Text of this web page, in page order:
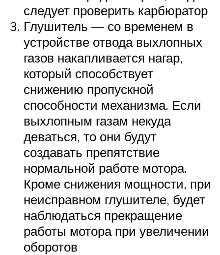
следует проверить карбюратор
Глушитель — со временем в
устройстве отвода выхлопных
газов накапливается нагар,
который способствует
снижению пропускной
способности механизма. Если
выхлопным газам некуда
деваться, то они будут
создавать препятствие
нормальной работе мотора.
Кроме снижения мощности, при
неисправном глушителе, будет
наблюдаться прекращение
работы мотора при увеличении
оборотов